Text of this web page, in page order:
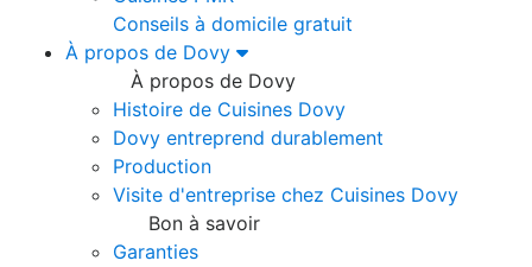
Conseils à domicile gratuit
À propos de Dovy
À propos de Dovy
Histoire de Cuisines Dovy
Dovy entreprend durablement
Production
Visite d'entreprise chez Cuisines Dovy
Bon à savoir
Garanties